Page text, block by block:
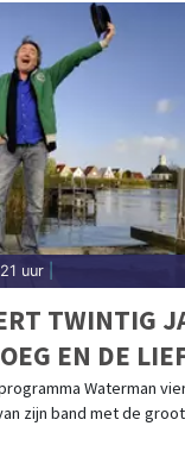
uur
TWINTIG
EN DE
programma Waterman
zijn band met de